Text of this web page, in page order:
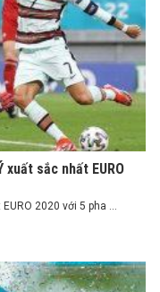
sắc nhất EURO
2020 với 5 pha ...